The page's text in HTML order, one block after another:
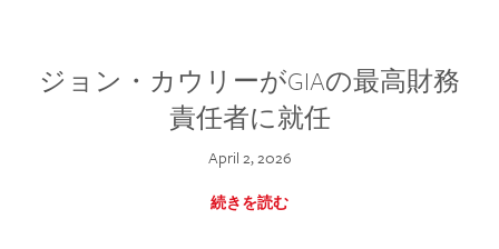
ジョン・カウリーがGIAの最高財務
責任者に就任
April 2, 2026
続きを読む